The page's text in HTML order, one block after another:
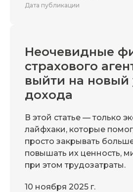
Дата публикации
Неочевидные
страхового
выйти на новый
дохода
В этой статье — только
лайфхаки, которые
просто закрывать
повышать их ценность,
при этом трудозатраты.
10 ноября 2025 г.